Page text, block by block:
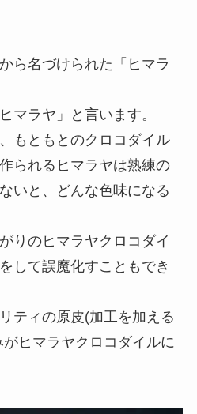
ら名づけられた「ヒマラ
マラヤ」と言います。
もともとのクロコダイル
られるヒマラヤは熟練の
いと、どんな色味になる
りのヒマラヤクロコダイ
して誤魔化すこともでき
ティの原皮(加工を加える
ヒマラヤクロコダイルに